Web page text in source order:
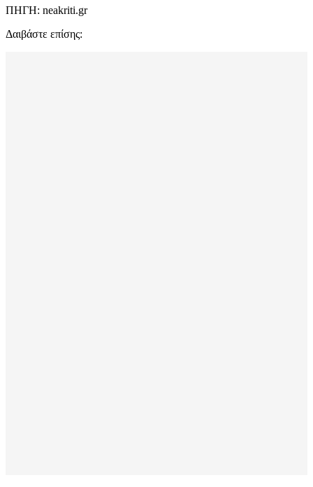
ΠΗΓΗ: neakriti.gr
Δαιβάστε επίσης: